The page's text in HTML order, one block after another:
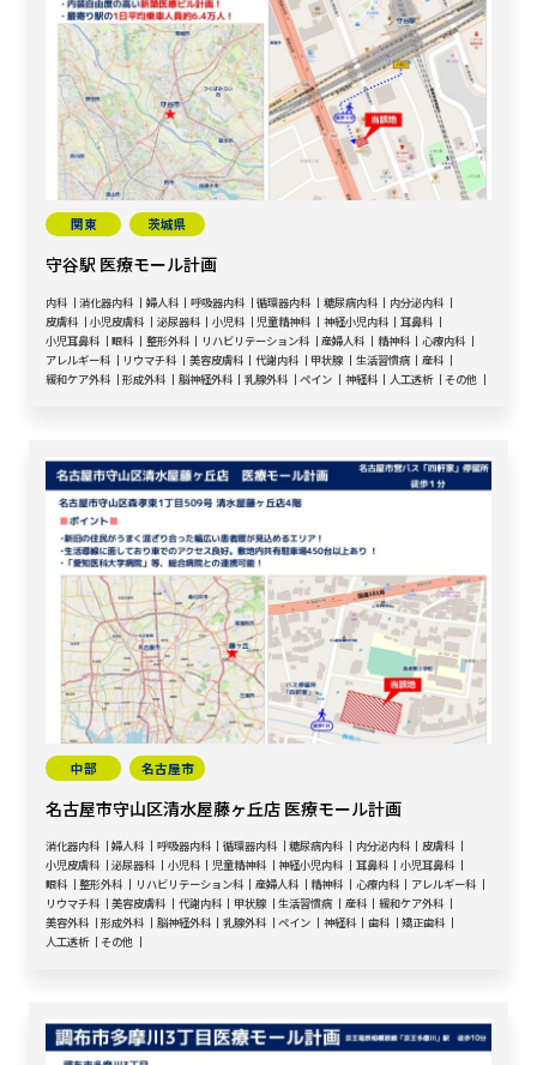
関東 茨城県
守谷駅 医療モール計画
内科 消化器内科 婦人科 呼吸器内科 循環器内科 糖尿病内科
内分泌内科
皮膚科
小児皮膚科 泌尿器科 小児科 児童精神科 神経小児内科
耳鼻科
小児耳鼻科
眼科 整形外科 リハビリテーション科 産婦人科 精神科
心療内科
アレルギー科
リウマチ科 美容皮膚科 代謝内科 甲状腺 生活習慣病
産科
緩和ケア外科
形成外科 脳神経外科 乳腺外科 ペイン 神経科 人工透析 その他
中部 名古屋市
名古屋市守山区清水屋藤ヶ丘店 医療モール計画
消化器内科 婦人科 呼吸器内科 循環器内科 糖尿病内科 内分泌内科
皮膚科
小児皮膚科
泌尿器科 小児科 児童精神科 神経小児内科 耳鼻科
小児耳鼻科
眼科
整形外科 リハビリテーション科 産婦人科 精神科 心療内科
アレルギー科
リウマチ科
美容皮膚科 代謝内科 甲状腺 生活習慣病 産科
緩和ケア外科
美容外科
形成外科 脳神経外科 乳腺外科 ペイン 神経科 歯科
矯正歯科
人工透析
その他